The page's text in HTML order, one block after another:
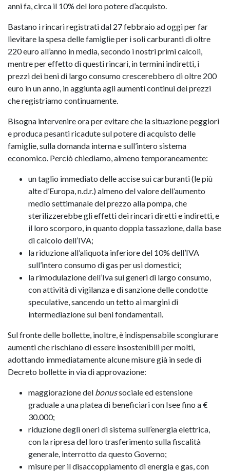
anni fa, circa il 10% del loro potere d’acquisto.
Bastano i rincari registrati dal 27 febbraio ad oggi per far
lievitare la spesa delle famiglie per i soli carburanti di oltre
220 euro all’anno in media, secondo i nostri primi calcoli,
mentre per effetto di questi rincari, in termini indiretti, i
prezzi dei beni di largo consumo crescerebbero di oltre 200
euro in un anno, in aggiunta agli aumenti continui dei prezzi
che registriamo continuamente.
Bisogna intervenire ora per evitare che la situazione peggiori
e produca pesanti ricadute sul potere di acquisto delle
famiglie, sulla domanda interna e sull’intero sistema
economico. Perciò chiediamo, almeno temporaneamente:
un taglio immediato delle accise sui carburanti (le più
alte d’Europa, n.d.r.) almeno del valore dell’aumento
medio settimanale del prezzo alla pompa, che
sterilizzerebbe gli effetti dei rincari diretti e indiretti, e
il loro scorporo, in quanto doppia tassazione, dalla base
di calcolo dell’IVA;
la riduzione all’aliquota inferiore del 10% dell’IVA
sull’intero consumo di gas per usi domestici;
la rimodulazione dell’Iva sui generi di largo consumo,
con attività di vigilanza e di sanzione delle condotte
speculative, sancendo un tetto ai margini di
intermediazione sui beni fondamentali.
Sul fronte delle bollette, inoltre, è indispensabile scongiurare
aumenti che rischiano di essere insostenibili per molti,
adottando immediatamente alcune misure già in sede di
Decreto bollette in via di approvazione:
maggiorazione del bonussociale ed estensione
graduale a una platea di beneficiari con Isee fino a €
30.000;
riduzione degli oneri di sistema sull’energia elettrica,
con la ripresa del loro trasferimento sulla fiscalità
generale, interrotto da questo Governo;
misure per il disaccoppiamento di energia e gas, con